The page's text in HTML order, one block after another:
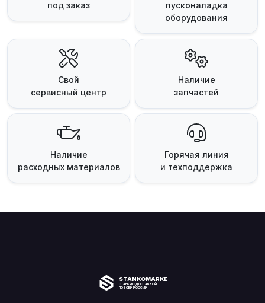
под заказ
пусконаладка
оборудования
Свой
сервисный центр
Наличие
запчастей
Наличие
расходных материалов
Горячая линия
и техподдержка
STANKOMARKET
СТАНКИ С ДОСТАВКОЙ
ПО ВСЕЙ РОССИИ